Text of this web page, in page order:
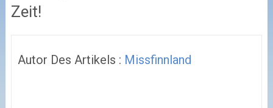
Zeit!
Autor Des Artikels : Missfinnland